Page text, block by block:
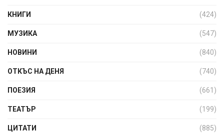
КНИГИ (424)
МУЗИКА (547)
НОВИНИ (840)
ОТКЪС НА ДЕНЯ (740)
ПОЕЗИЯ (661)
ТЕАТЪР (199)
ЦИТАТИ (885)